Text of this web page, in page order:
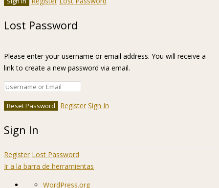
Lost Password
Please enter your username or email address. You will receive a
link to create a new password via email.
Register Sign In
Sign In
Register Lost Password
Ir a la barra de herramientas
AcercaWordPress.org